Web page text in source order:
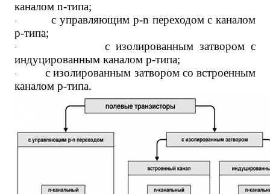
каналом n-типа;
·
с управляющим p-n переходом с каналом
p-типа;
·
с изолированным затвором с
индуцированным каналом p-типа;
·
с изолированным затвором со встроенным
каналом p-типа.